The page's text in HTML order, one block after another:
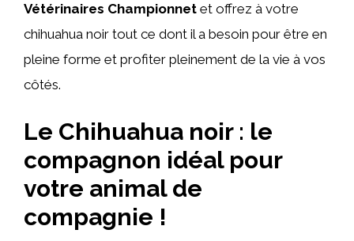
Vétérinaires Championnet et offrez à votre
chihuahua noir tout ce dont il a besoin pour être en
pleine forme et profiter pleinement de la vie à vos
côtés.
Le Chihuahua noir : le
compagnon idéal pour
votre animal de
compagnie !